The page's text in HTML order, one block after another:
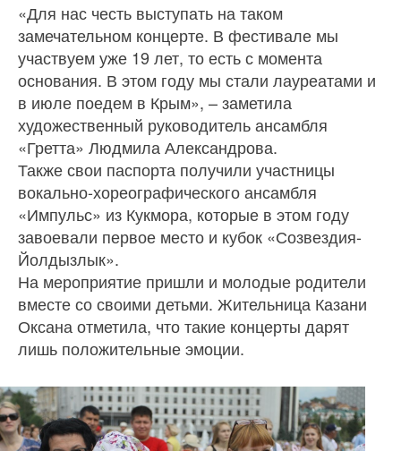
«Для нас честь выступать на таком
замечательном концерте. В фестивале мы
участвуем уже 19 лет, то есть с момента
основания. В этом году мы стали лауреатами и
в июле поедем в Крым», – заметила
художественный руководитель ансамбля
«Гретта» Людмила Александрова.
Также свои паспорта получили участницы
вокально-хореографического ансамбля
«Импульс» из Кукмора, которые в этом году
завоевали первое место и кубок «Созвездия-
Йолдызлык».
На мероприятие пришли и молодые родители
вместе со своими детьми. Жительница Казани
Оксана отметила, что такие концерты дарят
лишь положительные эмоции.